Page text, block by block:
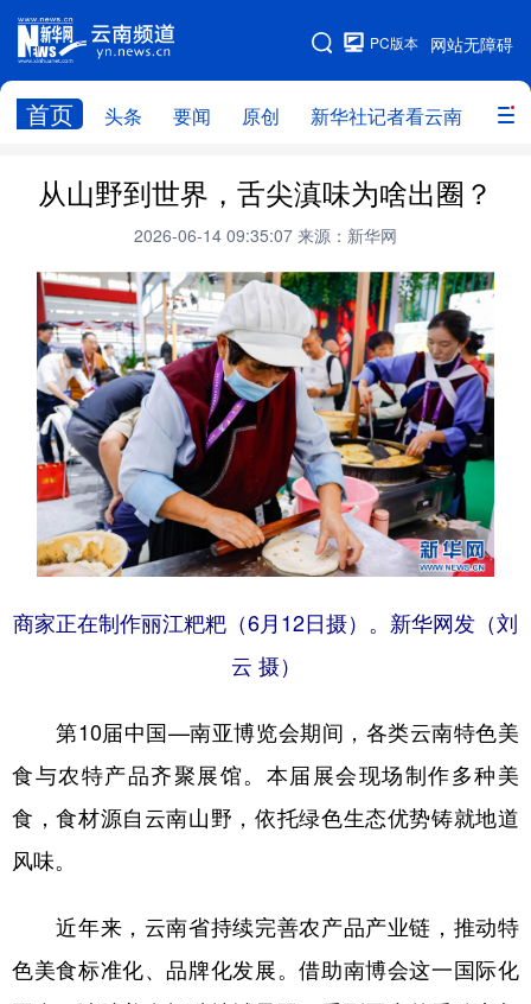
网站无障碍
PC版本
首页 头条 要闻 原创 新华社记者看云南 政务
网站地图
头条 云南要闻 本网原创
新华社记者看云南 政务
廉政 云南省领导报道集 旅游
教育
州市
社会
图片
经济 服务 云南故事
云南青年说 趣看文物
从山野到世界，舌尖滇味为啥出圈？
2026-06-14 09:35:07 来源：新华网
商家正在制作丽江粑粑（6月12日摄）。新华网发（刘
云 摄）
第10届中国—南亚博览会期间，各类云南特色美
食与农特产品齐聚展馆。本届展会现场制作多种美
食，食材源自云南山野，依托绿色生态优势铸就地道
风味。
近年来，云南省持续完善农产品产业链，推动特
色美食标准化、品牌化发展。借助南博会这一国际化